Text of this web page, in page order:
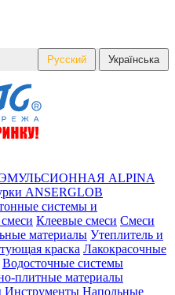
Русский Українська
ALPINA
ANSERGLOB
системы и
Клеевые смеси Смеси
материалы Утеплитель и
краска Лакокрасочные
Водосточные системы
плитные материалы
Инструменты Напольные